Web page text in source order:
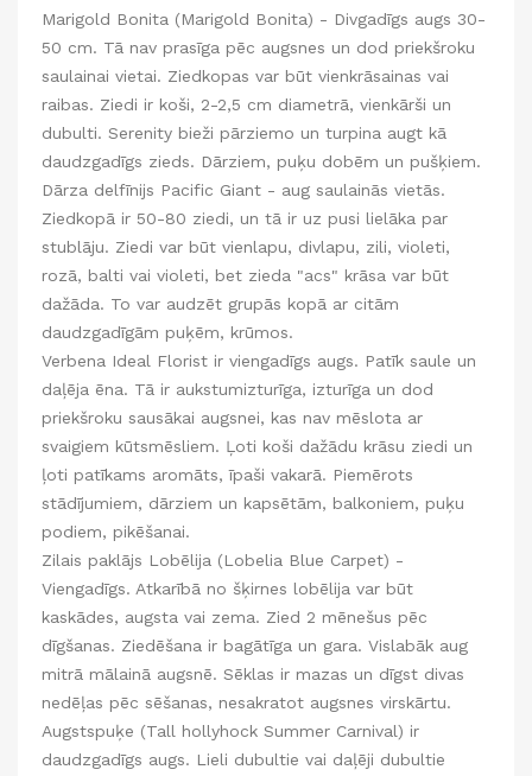
Marigold Bonita (Marigold Bonita) - Divgadīgs augs 30-
50 cm. Tā nav prasīga pēc augsnes un dod priekšroku
saulainai vietai. Ziedkopas var būt vienkrāsainas vai
raibas. Ziedi ir koši, 2-2,5 cm diametrā, vienkārši un
dubulti. Serenity bieži pārziemo un turpina augt kā
daudzgadīgs zieds. Dārziem, puķu dobēm un pušķiem.
Dārza delfīnijs Pacific Giant - aug saulainās vietās.
Ziedkopā ir 50-80 ziedi, un tā ir uz pusi lielāka par
stublāju. Ziedi var būt vienlapu, divlapu, zili, violeti,
rozā, balti vai violeti, bet zieda "acs" krāsa var būt
dažāda. To var audzēt grupās kopā ar citām
daudzgadīgām puķēm, krūmos.
Verbena Ideal Florist ir viengadīgs augs. Patīk saule un
daļēja ēna. Tā ir aukstumizturīga, izturīga un dod
priekšroku sausākai augsnei, kas nav mēslota ar
svaigiem kūtsmēsliem. Ļoti koši dažādu krāsu ziedi un
ļoti patīkams aromāts, īpaši vakarā. Piemērots
stādījumiem, dārziem un kapsētām, balkoniem, puķu
podiem, pikēšanai.
Zilais paklājs Lobēlija (Lobelia Blue Carpet) -
Viengadīgs. Atkarībā no šķirnes lobēlija var būt
kaskādes, augsta vai zema. Zied 2 mēnešus pēc
dīgšanas. Ziedēšana ir bagātīga un gara. Vislabāk aug
mitrā mālainā augsnē. Sēklas ir mazas un dīgst divas
nedēļas pēc sēšanas, nesakratot augsnes virskārtu.
Augstspuķe (Tall hollyhock Summer Carnival) ir
daudzgadīgs augs. Lieli dubultie vai daļēji dubultie